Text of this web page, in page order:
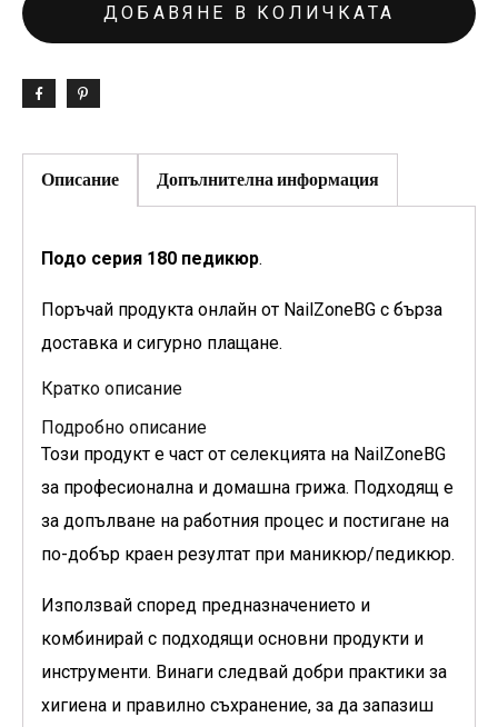
ДОБАВЯНЕ В КОЛИЧКАТА
Описание Допълнителна информация
Подо серия 180 педикюр.
Поръчай продукта онлайн от NailZoneBG с бърза
доставка и сигурно плащане.
Кратко описание
Подробно описание
Този продукт е част от селекцията на NailZoneBG
за професионална и домашна грижа. Подходящ е
за допълване на работния процес и постигане на
по-добър краен резултат при маникюр/педикюр.
Използвай според предназначението и
комбинирай с подходящи основни продукти и
инструменти. Винаги следвай добри практики за
хигиена и правилно съхранение, за да запазиш